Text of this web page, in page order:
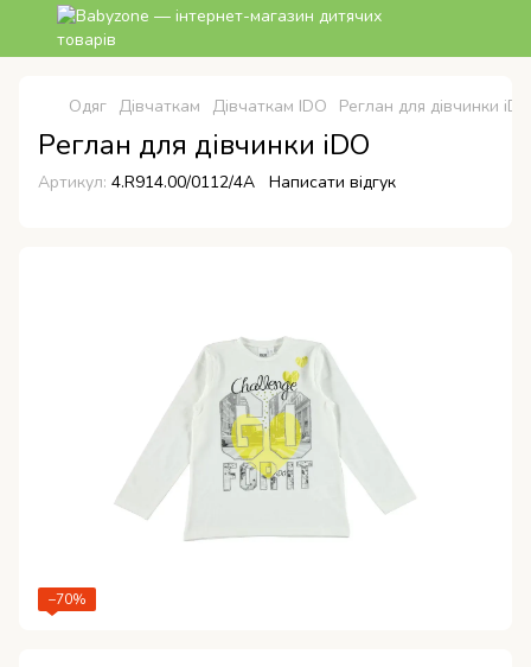
Одяг Дівчаткам Дівчаткам IDO Реглан для дівчинки iDO
Реглан для дівчинки iDO
Артикул: 4.R914.00/0112/4A Написати відгук
−70%